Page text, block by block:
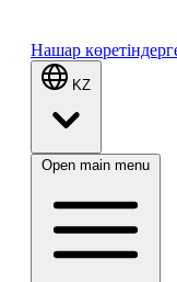
Нашар
KZ
Open main menu